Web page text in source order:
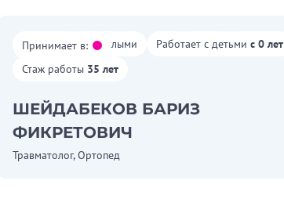
Принимает в:
Работает со взрослыми Работает с детьмис 0 лет
Стаж работы 35 лет
ШЕЙДАБЕКОВ БАРИЗ
ФИКРЕТОВИЧ
Травматолог, Ортопед